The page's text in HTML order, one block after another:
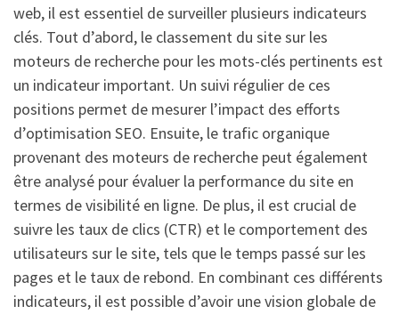
web, il est essentiel de surveiller plusieurs indicateurs
clés. Tout d’abord, le classement du site sur les
moteurs de recherche pour les mots-clés pertinents est
un indicateur important. Un suivi régulier de ces
positions permet de mesurer l’impact des efforts
d’optimisation SEO. Ensuite, le trafic organique
provenant des moteurs de recherche peut également
être analysé pour évaluer la performance du site en
termes de visibilité en ligne. De plus, il est crucial de
suivre les taux de clics (CTR) et le comportement des
utilisateurs sur le site, tels que le temps passé sur les
pages et le taux de rebond. En combinant ces différents
indicateurs, il est possible d’avoir une vision globale de